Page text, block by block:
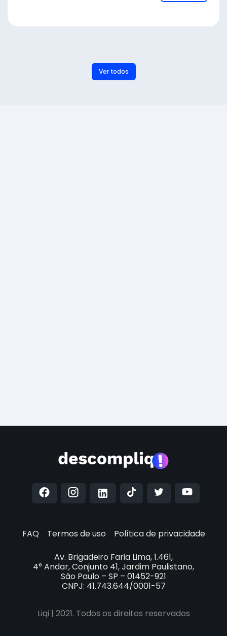
Ver todos
FAQ Termos de uso
Política de privacidade
Av. Brigadeiro Faria Lima, 1.461,
4° Andar, Conjunto 41, Jardim Paulistano,
São Paulo – SP – 01452-921
CNPJ: 41.743.644/0001-57
Liqi | 2021. Todos os direitos reservados